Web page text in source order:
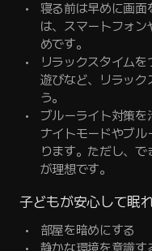
寝る前は早めに画面
は、スマートフォ
めです。
リラックスタイム
遊びなど、リラック
う。
ブルーライト対策を
ナイトモードやブ
ります。ただし、
が理想です。
子どもが安心して眠
部屋を暗めにする